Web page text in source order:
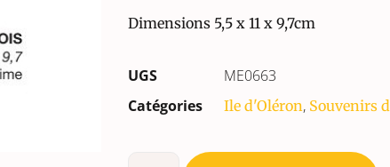
Dimensions 5,5 x 11 x 9,7cm
UGS
ME0663
Catégories
Ile d'Oléron, Souvenirs